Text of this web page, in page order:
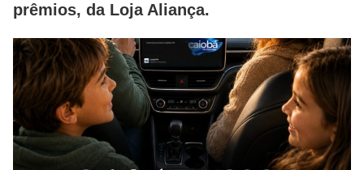
prêmios, da Loja Aliança.